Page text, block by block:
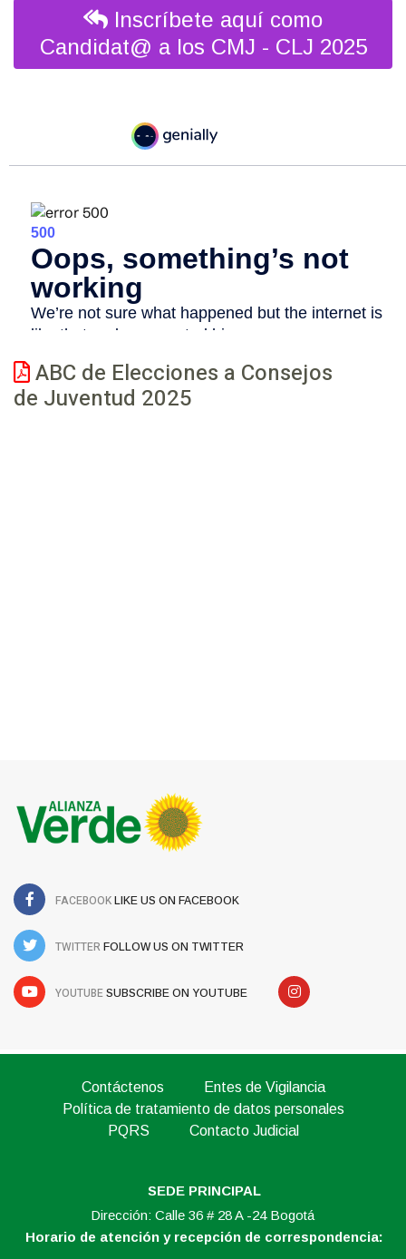
Inscríbete aquí como
Candidat@ a los CMJ - CLJ 2025
ABC de Elecciones a Consejos
de Juventud 2025
FACEBOOK LIKE US ON FACEBOOK
TWITTER FOLLOW US ON TWITTER
YOUTUBE SUBSCRIBE ON YOUTUBE
Contáctenos
Entes de Vigilancia
Política de tratamiento de datos personales
PQRS
Contacto Judicial
SEDE PRINCIPAL
Dirección: Calle 36 # 28 A -24 Bogotá
Horario de atención y recepción de correspondencia: